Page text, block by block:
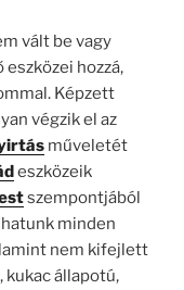
vált be vagy
hozzá,
Képzett
végzik el az
műveletét
eszközeik
szempontjából
minden
nem kifejlett
kukac állapotú,